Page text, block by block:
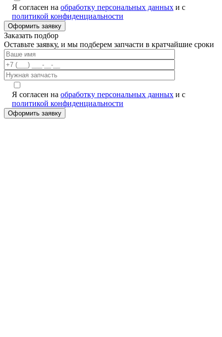
Я согласен на обработку персональных данных и с
политикой конфиденциальности
Заказать подбор
Оставьте заявку, и мы подберем запчасти в кратчайшие сроки
Я согласен на обработку персональных данных и с
политикой конфиденциальности